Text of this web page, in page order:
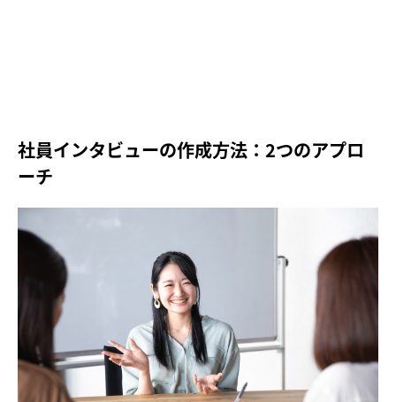
社員インタビューの作成方法：2つのアプロ
ーチ